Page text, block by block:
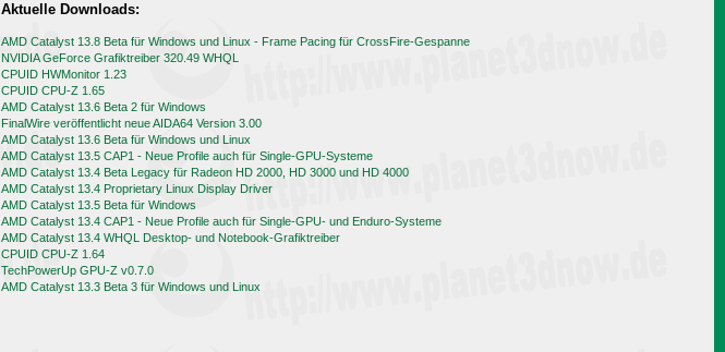
Aktuelle Downloads:
AMD Catalyst 13.8 Beta für Windows und Linux - Frame Pacing für CrossFire-Gespanne
NVIDIA GeForce Grafiktreiber 320.49 WHQL
CPUID HWMonitor 1.23
CPUID CPU-Z 1.65
AMD Catalyst 13.6 Beta 2 für Windows
FinalWire veröffentlicht neue AIDA64 Version 3.00
AMD Catalyst 13.6 Beta für Windows und Linux
AMD Catalyst 13.5 CAP1 - Neue Profile auch für Single-GPU-Systeme
AMD Catalyst 13.4 Beta Legacy für Radeon HD 2000, HD 3000 und HD 4000
AMD Catalyst 13.4 Proprietary Linux Display Driver
AMD Catalyst 13.5 Beta für Windows
AMD Catalyst 13.4 CAP1 - Neue Profile auch für Single-GPU- und Enduro-Systeme
AMD Catalyst 13.4 WHQL Desktop- und Notebook-Grafiktreiber
CPUID CPU-Z 1.64
TechPowerUp GPU-Z v0.7.0
AMD Catalyst 13.3 Beta 3 für Windows und Linux